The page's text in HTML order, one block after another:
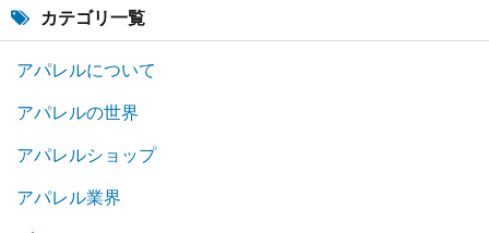
カテゴリ一覧
アパレルについて
アパレルの世界
アパレルショップ
アパレル業界